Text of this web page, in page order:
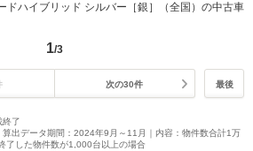
ドハイブリッド シルバー［銀］（全国）の中古車
1/3
次の30件 最後
了
出データ期間：2024年9月～11月｜内容：物件数合計1万
了した物件数が1,000台以上の場合